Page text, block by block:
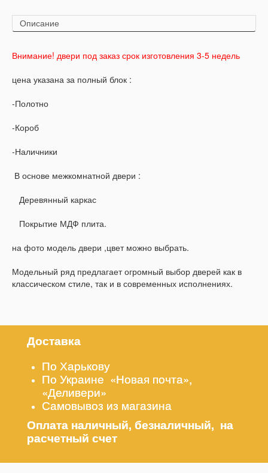
Описание
Внимание! двери под заказ срок изготовления 3-5 недель
цена указана за полный блок :
-Полотно
-Короб
-Наличники
В основе межкомнатной двери :
Деревянный каркас
Покрытие МДФ плита.
на фото модель двери ,цвет можно выбрать.
Модельный ряд предлагает огромный выбор дверей как в
классическом стиле, так и в современных исполнениях.
Доставка
По Харькову
По Украине «Новая почта»,
«Деливери»
Самовывоз из магазина
Оплата наличный, безналичный, на
расчетный счет